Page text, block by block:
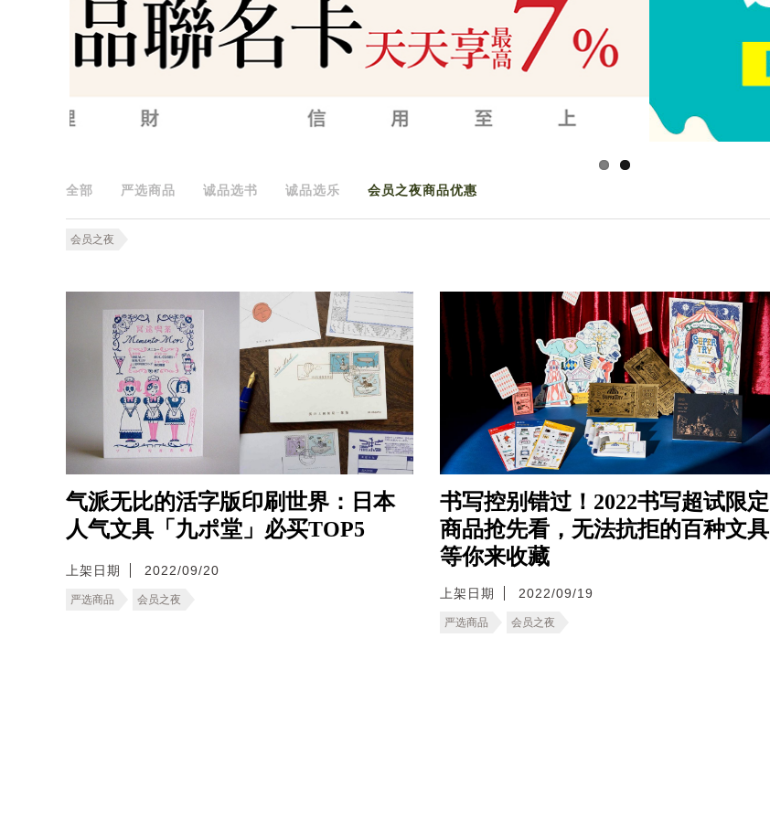
全部 严选商品 诚品选书 诚品选乐 会员之夜商品优惠
会员之夜
气派无比的活字版印刷世界：日本
人气文具「九ポ堂」必买TOP5
上架日期 2022/09/20
严选商品 会员之夜
书写控别错过！2022书写超试限定
商品抢先看，无法抗拒的百种文具
等你来收藏
上架日期 2022/09/19
严选商品 会员之夜